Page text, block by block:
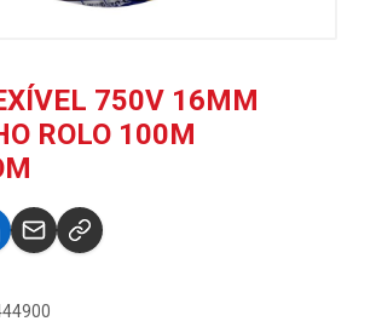
750V 16MM
ROLO 100M